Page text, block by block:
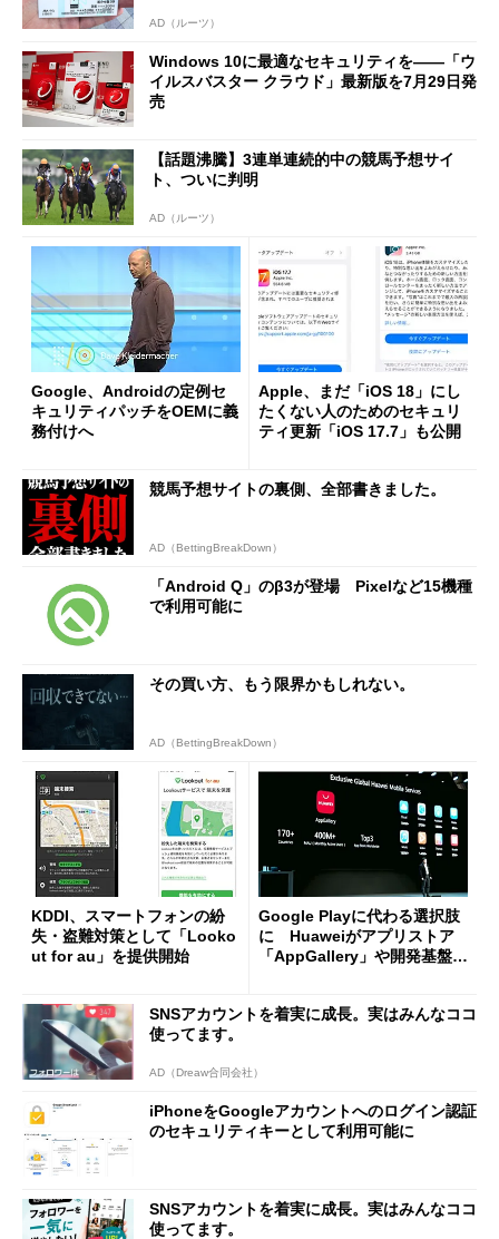
AD（ルーツ）
Windows 10に最適なセキュリティを――「ウ
イルスバスター クラウド」最新版を7月29日発
売
【話題沸騰】3連単連続的中の競馬予想サイ
ト、ついに判明
AD（ルーツ）
Google、Androidの定例セ
キュリティパッチをOEMに義
務付けへ
Apple、まだ「iOS 18」にし
たくない人のためのセキュリ
ティ更新「iOS 17.7」も公開
競馬予想サイトの裏側、全部書きました。
AD（BettingBreakDown）
「Android Q」のβ3が登場 Pixelなど15機種
で利用可能に
その買い方、もう限界かもしれない。
AD（BettingBreakDown）
KDDI、スマートフォンの紛
失・盗難対策として「Looko
ut for au」を提供開始
Google Playに代わる選択肢
に Huaweiがアプリストア
「AppGallery」や開発基盤
SNSアカウントを着実に成長。実はみんなココ
使ってます。
AD（Dreaw合同会社）
iPhoneをGoogleアカウントへのログイン認証
のセキュリティキーとして利用可能に
SNSアカウントを着実に成長。実はみんなココ
使ってます。